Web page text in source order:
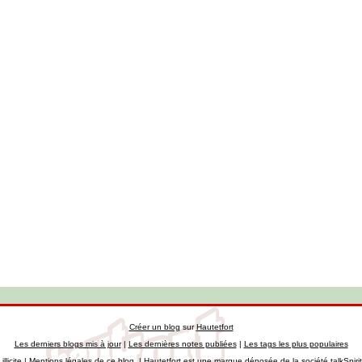
Créer un blog surHautetfort
Les derniers blogs mis à jour|Les dernières notes publiées| Les tags les plus populaires